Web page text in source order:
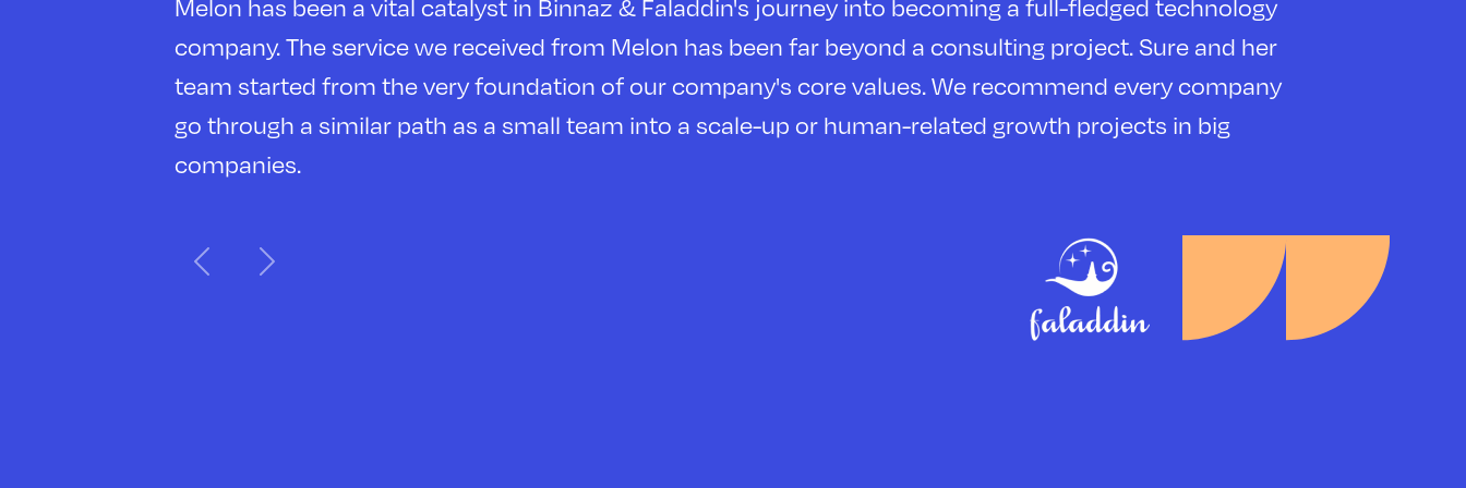
Utilizing Melon's tailor-made HR consultancy services, we grew our team successfully in a short time.
VC is a customer service business; as the pioneer VC from this region, we have a unique and
complementary team giving the best services to our startups, investors, and growth partners. We are
grateful to work with Melon on both people & culture and recruitment fronts.